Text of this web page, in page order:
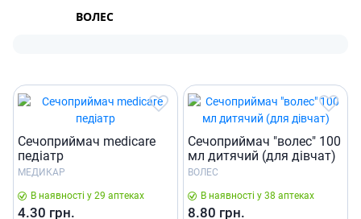
ВОЛЕС
Сечоприймач medicare
педiатр
МЕДИКАР
В наявності у 29 аптеках
4.30 грн.
Сечоприймач "волес" 100
мл дитячий (для дiвчат)
ВОЛЕС
В наявності у 38 аптеках
8.80 грн.